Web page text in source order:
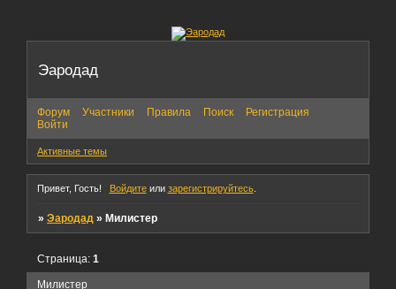
Эародад
Форум Участники Правила Поиск
Регистрация
Войти
Активные темы
Привет, Гость! Войдитеили зарегистрируйтесь.
»Эародад »Милистер
Милистер
Страница:1